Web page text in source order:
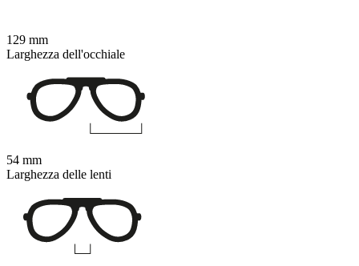
129 mm
Larghezza dell'occhiale
54 mm
Larghezza delle lenti